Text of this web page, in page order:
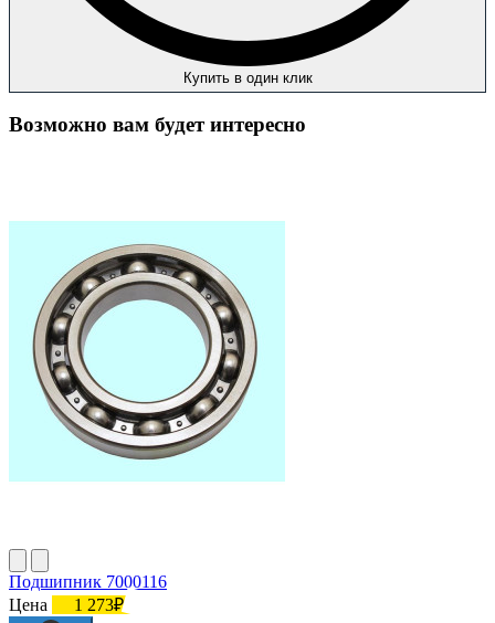
Купить в один клик
Возможно вам будет интересно
Подшипник 7000116
Цена
1 273₽